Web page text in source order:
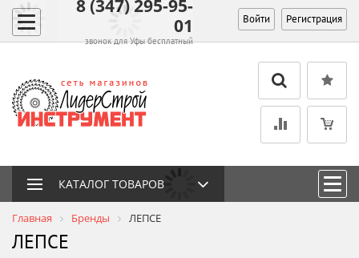
8 (347) 295-95-
01
звонок для Уфы бесплатный
Войти Регистрация
КАТАЛОГ ТОВАРОВ
Главная Бренды ЛЕПСЕ
ЛЕПСЕ